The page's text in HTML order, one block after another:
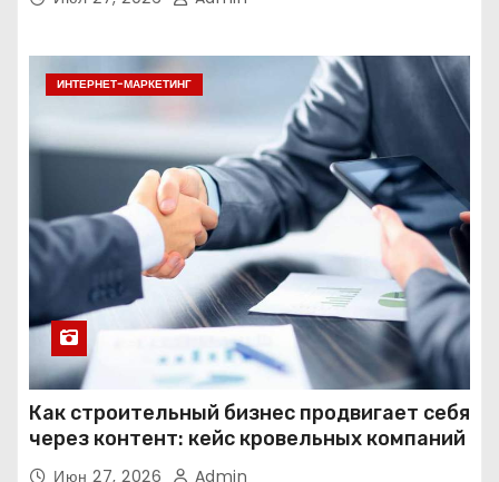
ИНТЕРНЕТ-МАРКЕТИНГ
Как строительный бизнес продвигает себя
через контент: кейс кровельных компаний
Июн 27, 2026 Admin